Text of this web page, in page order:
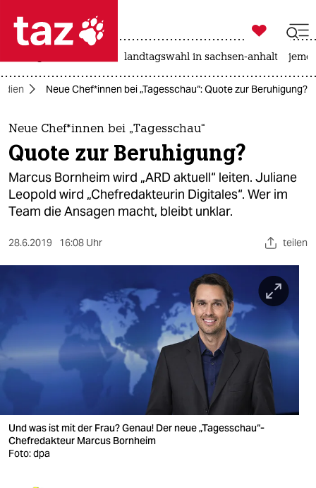
 taz zahl ich
taz zahl ich
themen
politik
öko
berlin
nord
wahrheit
verlag
verlag

taz zahl ich
landtagswahl in sachsen-anhalt
Neue Chef*innen bei „Tagesschau“: Quote zur Beruhigung?
Neue Chef*innen bei „Tagesschau“
Quote zur Beruhigung?
Marcus Bornheim wird „ARD aktuell“ leiten. Juliane
Leopold wird „Chefredakteurin Digitales“. Wer im
Team die Ansagen macht, bleibt unklar.
28.6.2019 16:08 Uhr teilen
Und was ist mit der Frau? Genau! Der neue „Tagesschau“-
Chefredakteur Marcus Bornheim
Foto: dpa